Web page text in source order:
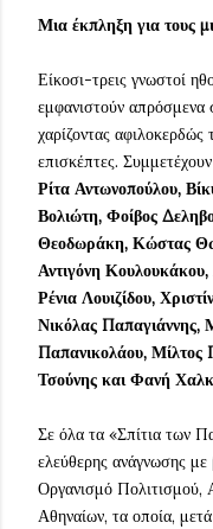
Μια έκπληξη για τους
Είκοσι-τρεις γνωστοί
εμφανιστούν απρόσμενα
χαρίζοντας
επισκέπτες.
Ρίτα Αντωνοπούλου,
Βολιώτη, Φοίβος
Θεοδωράκη, Κώστας
Αντιγόνη
Ρένια Λουιζίδου,
Νικόλας
Παπανικολάου, Μίλτος
Τσούνης και Φανή
Σε όλα τα «Σπίτια των
ελεύθερης ανάγνωσης
Οργανισμό Πολιτισμού,
Αθηναίων, τα οποία,